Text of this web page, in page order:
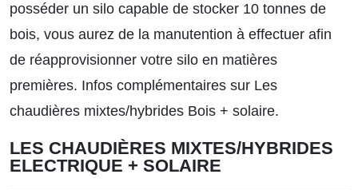
posséder un silo capable de stocker 10 tonnes de
bois, vous aurez de la manutention à effectuer afin
de réapprovisionner votre silo en matières
premières. Infos complémentaires sur Les
chaudières mixtes/hybrides Bois + solaire.
LES CHAUDIÈRES MIXTES/HYBRIDES
ELECTRIQUE + SOLAIRE